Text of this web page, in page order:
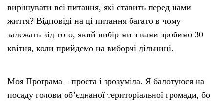
вирішувати всі питання, які ставить перед нами
життя? Відповіді на ці питання багато в чому
залежать від того, який вибір ми з вами зробимо 30
квітня, коли прийдемо на виборчі дільниці.
Моя Програма – проста і зрозуміла. Я балотуюся на
посаду голови об’єднаної територіальної громади, бо